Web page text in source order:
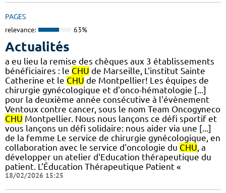
PAGES
relevance: 63%
Actualités
a eu lieu la remise des chèques aux 3 établissements
bénéficiaires : le CHU de Marseille, L'institut Sainte
Catherine et le CHU de Montpellier! Les équipes de
chirurgie gynécologique et d'onco-hématologie [...]
pour la deuxième année consécutive à l'évènement
Ventoux contre cancer, sous le nom Team Oncogyneco
CHU Montpellier. Nous nous lançons ce défi sportif et
vous lançons un défi solidaire: nous aider via une [...]
de la femme Le service de chirurgie gynécologique, en
collaboration avec le service d'oncologie du CHU , a
développer un atelier d'Education thérapeutique du
patient. L’Éducation Thérapeutique Patient «
18/02/2026 15:25